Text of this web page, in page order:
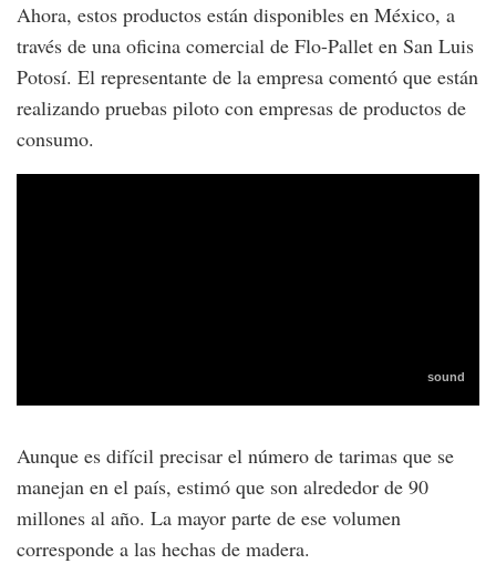
Ahora, estos productos están disponibles en México, a
través de una oficina comercial de Flo-Pallet en San Luis
Potosí. El representante de la empresa comentó que están
realizando pruebas piloto con empresas de productos de
consumo.
Aunque es difícil precisar el número de tarimas que se
manejan en el país, estimó que son alrededor de 90
millones al año. La mayor parte de ese volumen
corresponde a las hechas de madera.